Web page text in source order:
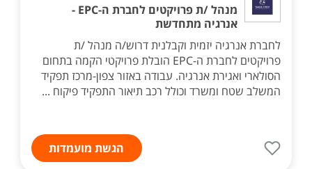
מנהל /ת פרויקטים לחברת ה-EPC -
אנרגיה מתחדשת
לחברת אנרגיה יזמית וקבלנית דרוש/ה מנהל /ת
פרויקטים לחברת ה-EPC הובלת פרויקטי הקמה בתחום
הסולארי ואגירת אנרגיה. עבודה באזור צפון-מרכז תפקיד
המשלב שטח ומשרד וכולל רכב תיאור התפקיד פיקוח ...
הגשת מועמדות